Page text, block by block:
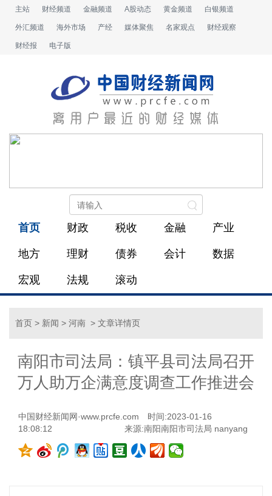
主站 财经频道 金融频道 A股动态 黄金频道 白银频道
外汇频道 海外市场 产经 媒体聚焦 名家观点 财经观察
财经报 电子版
首页 财政 税收 金融 产业
地方 理财 债券 会计 数据
宏观 法规 滚动
首页 > 新闻 > 河南 > 文章详情页
南阳市司法局：镇平县司法局召开
万人助万企满意度调查工作推进会
中国财经新闻网·www.prcfe.com
时间:2023-01-16
18:08:12
来源:南阳南阳市司法局 nanyang